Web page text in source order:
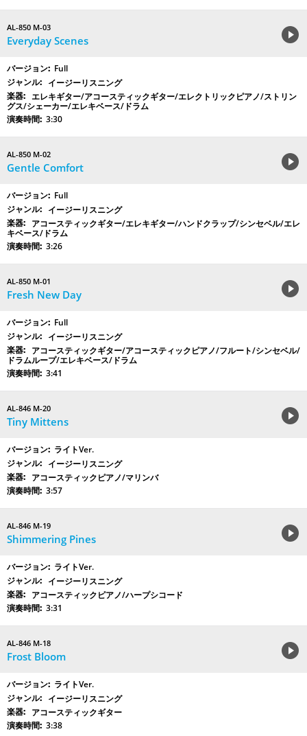
AL-850 M-03
Everyday Scenes
Full
イージーリスニング
エレキギター/アコースティックギター/エレクトリックピアノ/ストリン
グス/シェーカー/エレキベース/ドラム
3:30
AL-850 M-02
Gentle Comfort
Full
イージーリスニング
アコースティックギター/エレキギター/ハンドクラップ/シンセベル/エレ
キベース/ドラム
3:26
AL-850 M-01
Fresh New Day
Full
イージーリスニング
アコースティックギター/アコースティックピアノ/フルート/シンセベル/
ドラムループ/エレキベース/ドラム
3:41
AL-846 M-20
Tiny Mittens
ライトVer.
イージーリスニング
アコースティックピアノ/マリンバ
3:57
AL-846 M-19
Shimmering Pines
ライトVer.
イージーリスニング
アコースティックピアノ/ハープシコード
3:31
AL-846 M-18
Frost Bloom
ライトVer.
イージーリスニング
アコースティックギター
3:38